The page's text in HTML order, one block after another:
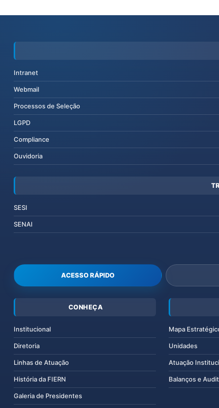
Intranet
Webmail
Processos de Seleção
LGPD
Compliance
Ouvidoria
SESI
SENAI
ACESSO RÁPIDO
CONHEÇA
Institucional
Diretoria
Linhas de Atuação
História da FIERN
Galeria de Presidentes
Mapa
Unidades
Atuação
Balanços e